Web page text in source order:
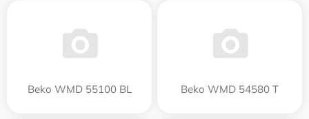
Beko WMD 55100 BL Beko WMD 54580 T